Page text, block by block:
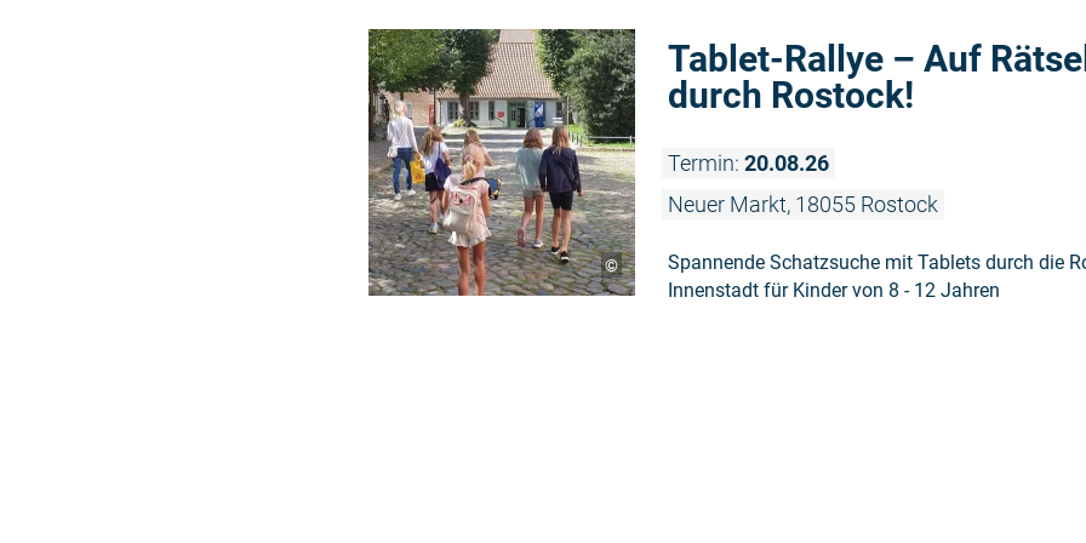
©
Tablet-Rallye – Auf
durch Rostock!
Termin: 20.08.26
Neuer Markt, 18055 Rostock
Spannende Schatzsuche mit Tablets durch die
Innenstadt für Kinder von 8 - 12 Jahren